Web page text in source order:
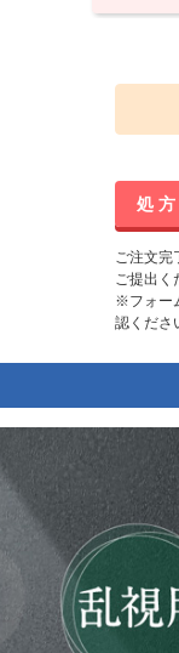
処
ご注文完
ご提出く
※フォー
認くださ